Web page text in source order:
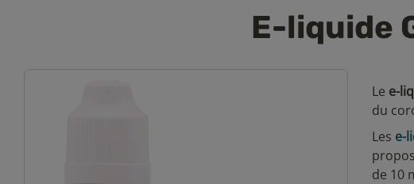
E-liquide
Le e-
du
Les e-
de 10